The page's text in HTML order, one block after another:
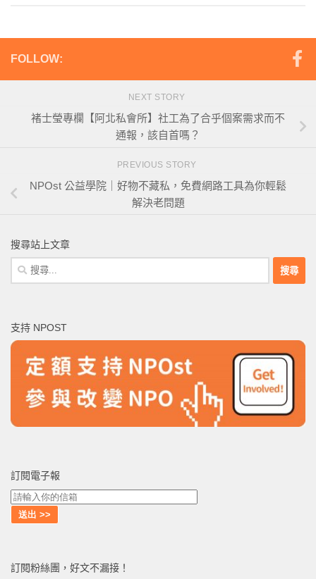
FOLLOW:
NEXT STORY
褚士瑩專欄【阿北私會所】社工為了合乎個案需求而不
通報，該自首嗎？
PREVIOUS STORY
NPOst 公益學院｜好物不藏私，免費網路工具為你輕鬆
解決老問題
搜尋站上文章
搜
尋
字:
支持 NPOST
訂閱電子報
訂閱粉絲團，好文不漏接！